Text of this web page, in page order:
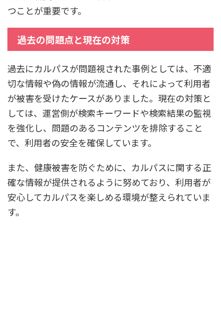
つことが重要です。
過去の問題点と現在の対策
過去にカルパスが問題視された事例としては、不適
切な情報や偽の情報が流通し、それによって利用者
が被害を受けたケースがありました。現在の対策と
しては、運営側が検索キーワードや検索結果の監視
を強化し、問題のあるコンテンツを排除すること
で、利用者の安全を確保しています。
また、健康被害を防ぐために、カルパスに関する正
確な情報が提供されるように努めており、利用者が
安心してカルパスを楽しめる環境が整えられていま
す。